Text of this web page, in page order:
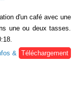
d'un café avec une
une ou deux tasses.
&
Téléchargement